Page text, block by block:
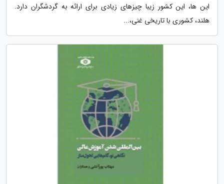
این ها، این کشور زیبا چیزهای زیادی برای ارائه به گردشگران دارد.
هلند، کشوری با تاریخی غنی،...